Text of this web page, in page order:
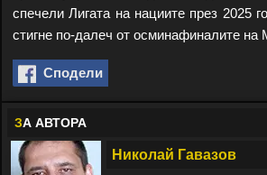
спечели Лигата на нациите през 2025
стигне по-далеч от осминафиналите на
Сподели
ЗА АВТОРА
Николай Гавазов